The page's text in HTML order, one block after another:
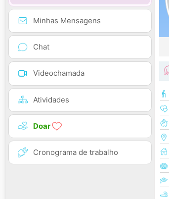
Minhas Mensagens
Chat
Videochamada
Atividades
Doar
Cronograma de trabalho